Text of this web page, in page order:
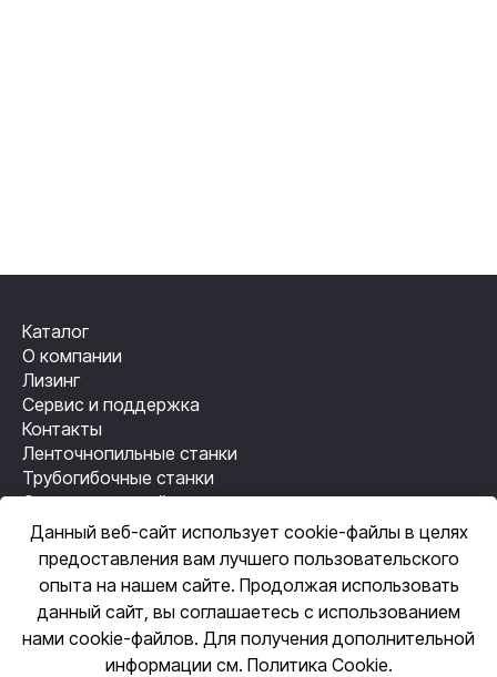
Каталог
О компании
Лизинг
Сервис и поддержка
Контакты
Ленточнопильные станки
Трубогибочные станки
Станки лазерной резки
Резьбонакатные станки
Механизация сварки
Автоматизация сварки
ЦЕНТРАЛЬНЫЙ ОФИС
109518, Москва, ул. Грайвороновская,
Данный веб-сайт использует cookie-файлы в целях
предоставления вам лучшего пользовательского
опыта на нашем сайте. Продолжая использовать
данный сайт, вы соглашаетесь с использованием
нами cookie-файлов. Для получения дополнительной
информации см. Политика Cookie.